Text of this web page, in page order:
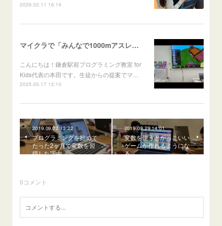
2026.02.11 16:14
マイクラで「みんなで1000mアスレチックを作ろう！」を行いました
こんにちは！鎌倉駅前プログラミング教室 for
Kids代表の本田です。生徒からの提案でマ…
2025.05.17 13:10
2019.09.02 13:22
プログラミングを始めて
たった2ヶ月で変数を習
得した理由
2019.08.29 14:01
変数を使うとかっこいい
ゲームが作れるようにな
る
0コメント